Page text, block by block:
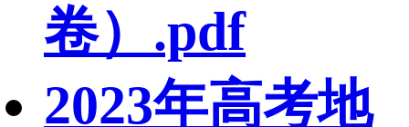
卷）.pdf
2023年高考地